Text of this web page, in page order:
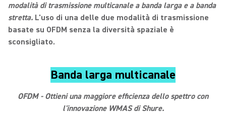
modalità di trasmissione multicanale a banda larga e a banda
stretta. L'uso di una delle due modalità di trasmissione
basate su OFDM senza la diversità spaziale è
sconsigliato.
Banda larga multicanale
OFDM - Ottieni una maggiore efficienza dello spettro con
l'innovazione WMAS di Shure.